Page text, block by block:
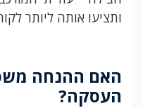
ותציעו אותה ליותר
האם ההנחה
העסקה?